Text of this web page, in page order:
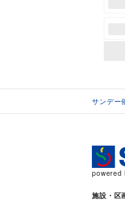
サンデー
powered
施設・区